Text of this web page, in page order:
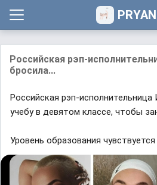
Российская рэп-
бросила...
Российская рэп-
учебу в девятом классе, чтобы
Уровень образования чувствуется